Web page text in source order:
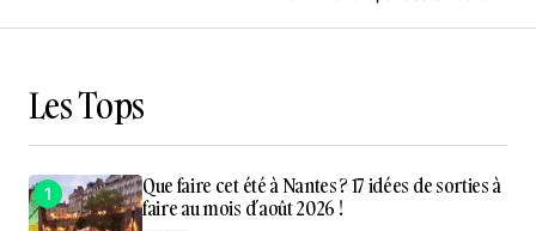
Les Tops
Que faire cet été à Nantes ? 17 idées de sorties à
faire au mois d’août 2026 !